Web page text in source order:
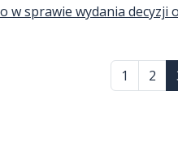
w sprawie wydania decyzji
1 2